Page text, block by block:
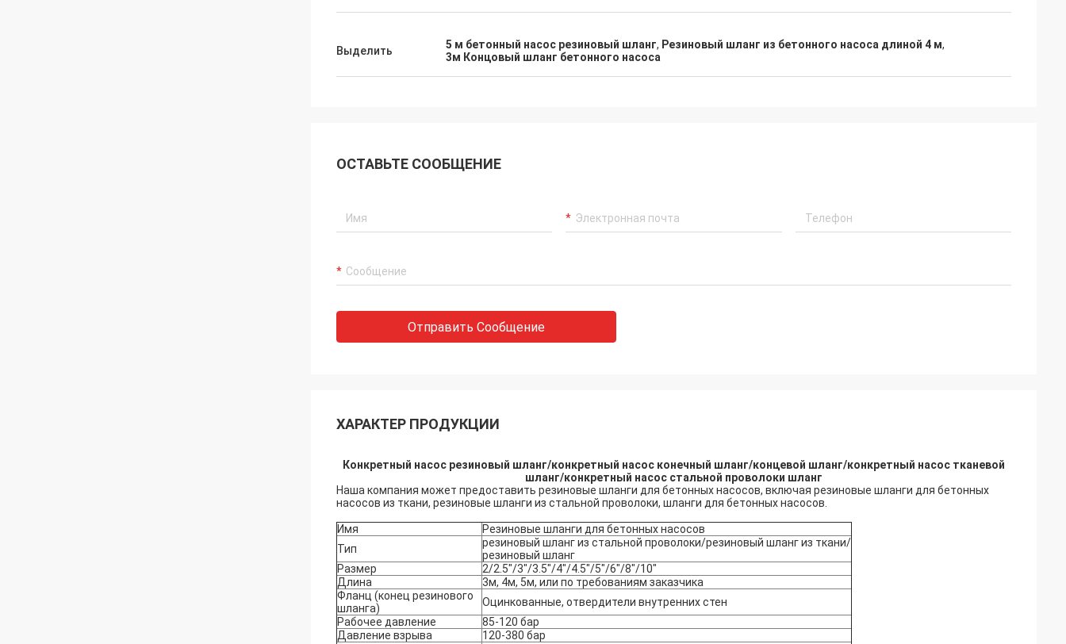
Выделить 5 м бетонный насос резиновый шланг, Резиновый шланг из бетонного насоса длиной 4 м,
3м Концовый шланг бетонного насоса
ОСТАВЬТЕ СООБЩЕНИЕ
Отправить Сообщение
ХАРАКТЕР ПРОДУКЦИИ
Конкретный насос резиновый шланг/конкретный насос конечный шланг/концевой шланг/конкретный насос тканевой
шланг/конкретный насос стальной проволоки шланг
Наша компания может предоставить резиновые шланги для бетонных насосов, включая резиновые шланги для бетонных
насосов из ткани, резиновые шланги из стальной проволоки, шланги для бетонных насосов.
Имя
Резиновые шланги для бетонных насосов
Тип
резиновый шланг из стальной проволоки/резиновый шланг из ткани/
резиновый шланг
Размер
2/2.5"/3"/3.5"/4"/4.5"/5"/6"/8"/10"
Длина
3м, 4м, 5м, или по требованиям заказчика
Фланц (конец резинового
шланга)
Оцинкованные, отвердители внутренних стен
Рабочее давление
85-120 бар
Давление взрыва
120-380 бар